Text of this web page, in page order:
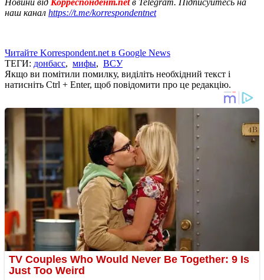
наш канал https://t.me/korrespondentnet
Читайте Korrespondent.net в Google News
ТЕГИ: донбасс, мифы, ВСУ
Якщо ви помітили помилку, виділіть необхідний текст і
натисніть Ctrl + Enter, щоб повідомити про це редакцію.